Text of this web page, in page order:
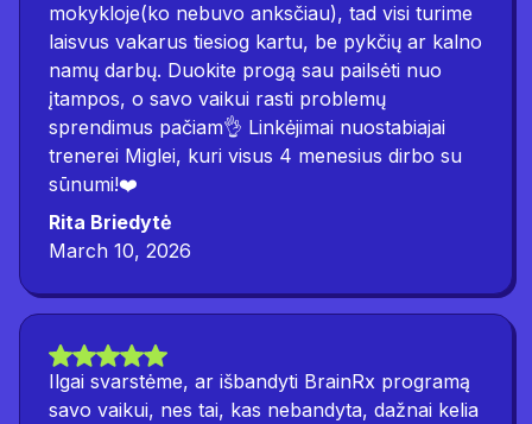
mokykloje(ko nebuvo anksčiau), tad visi turime
laisvus vakarus tiesiog kartu, be pykčių ar kalno
namų darbų. Duokite progą sau pailsėti nuo
įtampos, o savo vaikui rasti problemų
sprendimus pačiam👌 Linkėjimai nuostabiajai
trenerei Miglei, kuri visus 4 menesius dirbo su
sūnumi!❤️
Rita Briedytė
March 10, 2026
Ilgai svarstėme, ar išbandyti BrainRx programą
savo vaikui, nes tai, kas nebandyta, dažnai kelia